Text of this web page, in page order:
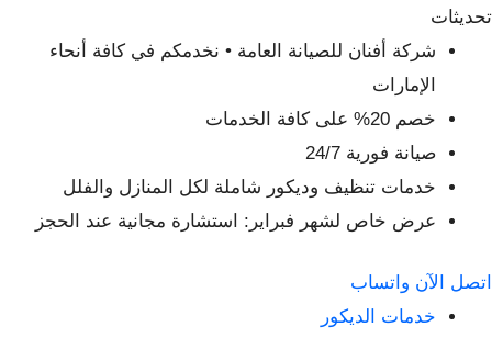
تحديثات
شركة أفنان للصيانة العامة • نخدمكم في كافة أنحاء
الإمارات
خصم 20% على كافة الخدمات
صيانة فورية 24/7
خدمات تنظيف وديكور شاملة لكل المنازل والفلل
عرض خاص لشهر فبراير: استشارة مجانية عند الحجز
اتصل الآن واتساب
خدمات الديكور